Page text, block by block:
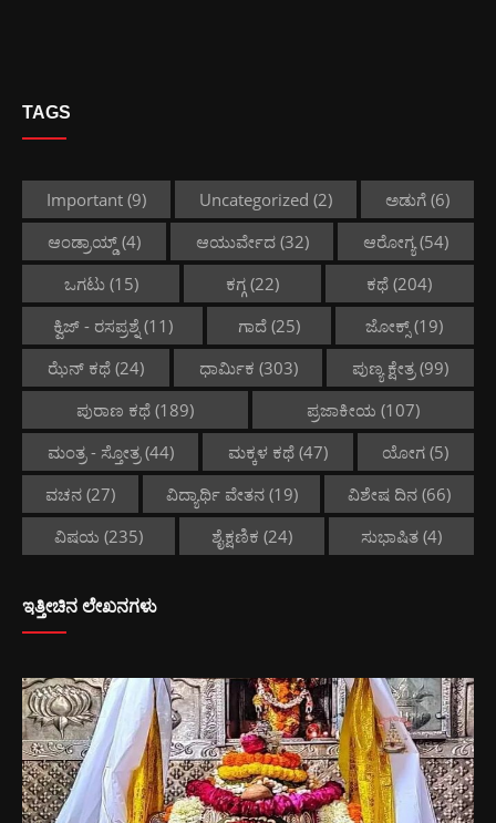
TAGS
Important (9) Uncategorized (2) ಅಡುಗೆ (6)
ಆಂಡ್ರಾಯ್ಡ್(4) ಆಯುರ್ವೇದ(32) ಆರೋಗ್ಯ (54)
ಒಗಟು(15) ಕಗ್ಗ(22) ಕಥೆ (204)
ಕ್ವಿಜ್ - ರಸಪ್ರಶ್ನೆ (11) ಗಾದೆ(25) ಜೋಕ್ಸ್ (19)
ಝೆನ್ ಕಥೆ(24) ಧಾರ್ಮಿಕ (303) ಪುಣ್ಯ ಕ್ಷೇತ್ರ(99)
ಪುರಾಣ ಕಥೆ (189) ಪ್ರಜಾಕೀಯ (107)
ಮಂತ್ರ - ಸ್ತೋತ್ರ(44) ಮಕ್ಕಳ ಕಥೆ(47) ಯೋಗ (5)
ವಚನ(27) ವಿದ್ಯಾರ್ಥಿ ವೇತನ(19) ವಿಶೇಷ ದಿನ (66)
ವಿಷಯ (235) ಶೈಕ್ಷಣಿಕ (24) ಸುಭಾಷಿತ (4)
ಇತ್ತೀಚಿನ ಲೇಖನಗಳು